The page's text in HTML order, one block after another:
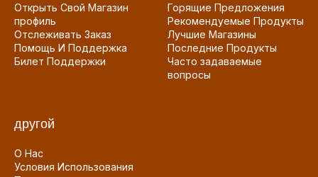
Открыть Свой Магазин
профиль
Отслеживать Заказ
Помощь И Поддержка
Билет Поддержки
Горящие Предложения
Рекомендуемые Продукты
Лучшие Магазины
Последние Продукты
Часто задаваемые
вопросы
другой
О Нас
Условия Использования